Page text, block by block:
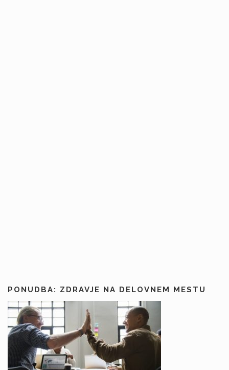
PONUDBA: ZDRAVJE NA DELOVNEM MESTU